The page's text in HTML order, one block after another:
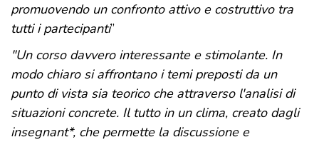
promuovendo un confronto attivo e costruttivo tra
tutti i partecipanti”
"Un corso davvero interessante e stimolante. In
modo chiaro si affrontano i temi preposti da un
punto di vista sia teorico che attraverso l'analisi di
situazioni concrete. Il tutto in un clima, creato dagli
insegnant*, che permette la discussione e